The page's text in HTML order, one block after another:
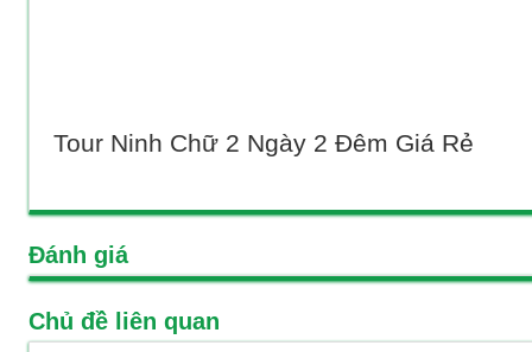
Tour Ninh Chữ 2 Ngày 2 Đêm Giá Rẻ
Đánh giá
Chủ đề liên quan